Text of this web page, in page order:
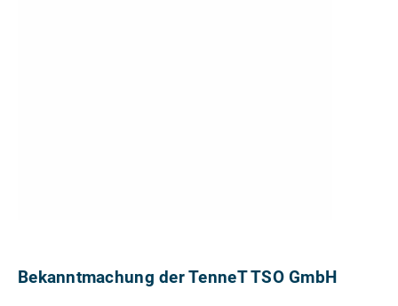
Bekanntmachung der TenneT TSO GmbH